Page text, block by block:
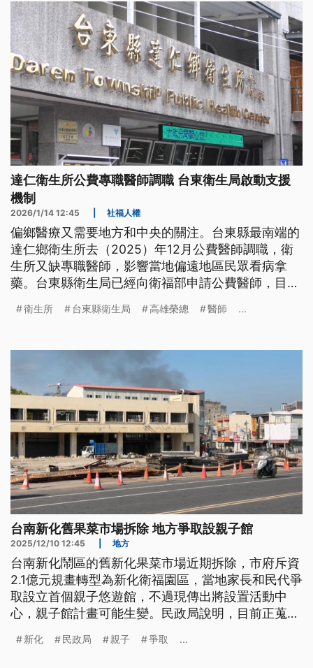
達仁衛生所公費專職醫師調職 台東衛生局啟動支援
機制
2026/1/14 12:45 社福人權
偏鄉醫療又需要地方和中央的關注。台東縣最南端的
達仁鄉衛生所去（2025）年12月公費醫師調職，衛
生所又缺專職醫師，影響當地偏遠地區民眾看病拿
藥。台東縣衛生局已經向衛福部申請公費醫師，目前
醫院負責當地偏遠巡迴醫療時間表也排定，衛生局表
衛生所 台東縣衛生局 高雄榮總 醫師 ...
台南新化舊果菜市場拆除 地方爭取設親子館
2025/12/10 12:45 地方
台南新化鬧區的舊新化果菜市場近期拆除，市府斥資
2.1億元規畫轉型為新化衛福園區，當地家長和民代爭
取設立首個親子悠遊館，不過現傳出將設置活動中
心，親子館計畫可能生變。民政局說明，目前正蒐集
新化 民政局 親子 爭取 ...